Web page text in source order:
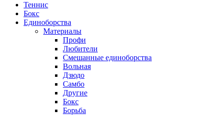
Теннис
Бокс
Единоборства
Материалы
Профи
Любители
Смешанные единоборства
Вольная
Дзюдо
Самбо
Другие
Бокс
Борьба